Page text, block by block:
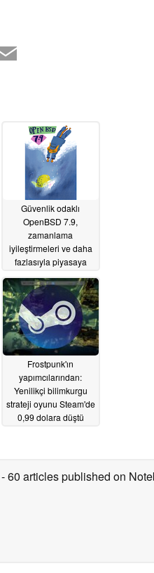
Güvenlik odaklı
OpenBSD 7.9,
zamanlama
iyileştirmeleri ve daha
fazlasıyla piyasaya
05/20/2026
Frostpunk'ın
yapımcılarından:
Yenilikçi bilimkurgu
strateji oyunu Steam'de
0,99 dolara düştü
- 60 articles published on